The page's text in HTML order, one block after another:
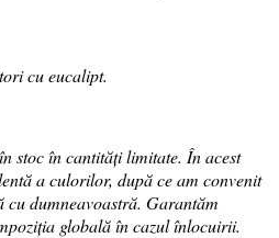
cu eucalipt.
stoc în cantități limitate. În acest
a culorilor, după ce am convenit
dumneavoastră. Garantăm
globală în cazul înlocuirii.